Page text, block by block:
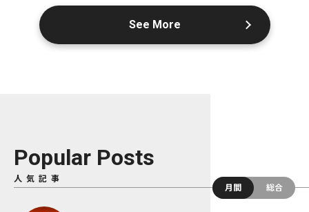
See More
Popular Posts
人気記事
月間
総合